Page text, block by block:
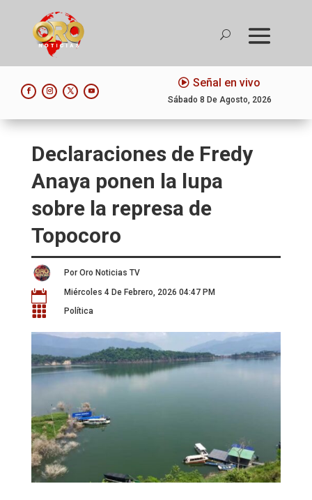
Señal en vivo
Sábado 8 De Agosto, 2026
Declaraciones de Fredy
Anaya ponen la lupa
sobre la represa de
Topocoro
Por Oro Noticias TV
 Miércoles 4 De Febrero, 2026 04:47 PM
 Política